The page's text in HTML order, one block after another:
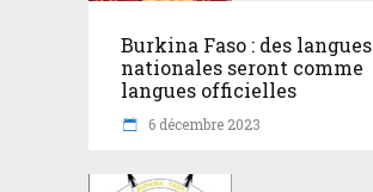
Burkina Faso : des langues
nationales seront comme
langues officielles
6 décembre 2023